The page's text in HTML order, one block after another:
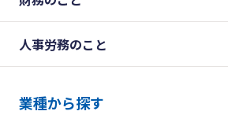
人事労務のこと
業種から探す